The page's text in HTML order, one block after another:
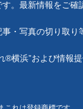
。最新情報をご確
・写真の切り取り
®横浜”および情報